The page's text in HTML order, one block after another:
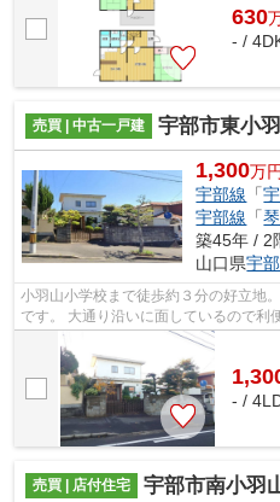
630
- /
売買 | 中古一戸建 宇部市東小羽
1,300万円
宇部線 「
宇部線 「
築45年 / 2
山口県宇
小羽山小学校まで徒歩約３分の好立地
です。 大通り沿いに面しているので利
いかがでしょうか？
- /
売買 | 店付住宅 宇部市南小羽